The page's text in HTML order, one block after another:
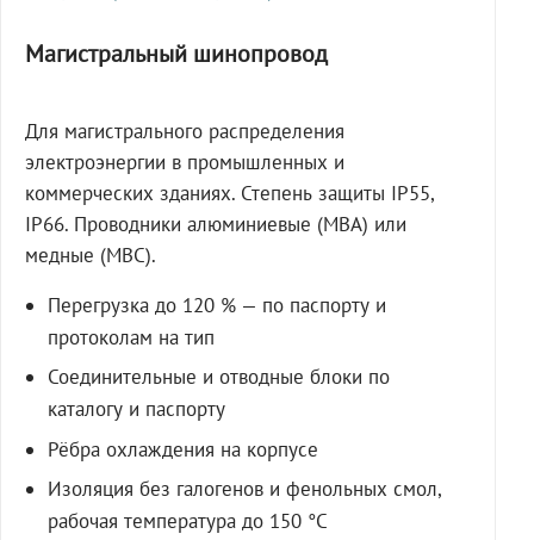
Магистральный шинопровод
Для магистрального распределения
электроэнергии в промышленных и
коммерческих зданиях. Степень защиты IP55,
IP66. Проводники алюминиевые (МВА) или
медные (МВС).
Перегрузка до 120 % — по паспорту и
протоколам на тип
Соединительные и отводные блоки по
каталогу и паспорту
Рёбра охлаждения на корпусе
Изоляция без галогенов и фенольных смол,
рабочая температура до 150 °C